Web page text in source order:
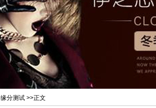
缘分测试 >>正文